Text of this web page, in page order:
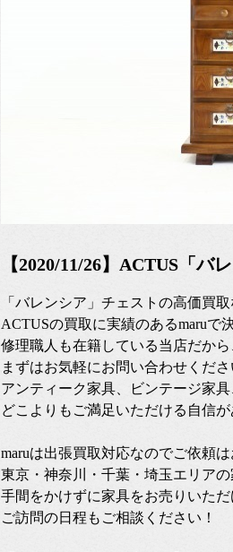
【2020/11/26】ACTUS「バ
「バレンシア」チェストの高価買取
ACTUSの買取に実績のあるmaruで
修理職人も在籍している当店だか
まずはお気軽にお問い合わせくださ
アンティーク家具、ビンテージ家
どこよりもご満足いただける自信が
maruは出張買取対応なのでご依頼は
東京・神奈川・千葉・埼玉エリア
手間をかけずに家具をお売りいただ
ご訪問の日程もご相談ください！